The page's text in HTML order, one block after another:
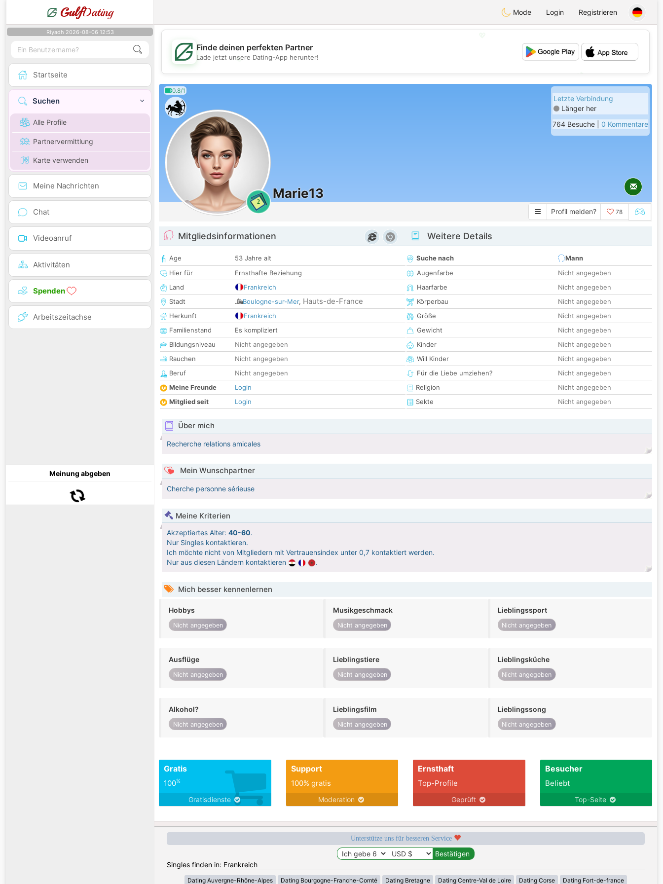
GulfDating Mode Login Registrieren
Riyadh 2026-08-06 12:53
Startseite
Suchen
Alle Profile
Partnervermittlung
Karte verwenden
Meine Nachrichten
Chat
Videoanruf
Aktivitäten
Spenden
Arbeitszeitachse
Meinung abgeben
💖
💕
Finde deinen perfekten Partner
Lade jetzt unsere Dating-App herunter!
0.8/1
2
Marie13
Letzte Verbindung
Länger her
764 Besuche | 0 Kommentare
Profil melden? 78
Mitgliedsinformationen
Age
53 Jahre alt
Hier für
Ernsthafte Beziehung
Land
Frankreich
Stadt
Boulogne-sur-Mer, Hauts-de-France
Herkunft
Frankreich
Familienstand
Es kompliziert
Bildungsniveau
Nicht angegeben
Rauchen
Nicht angegeben
Beruf
Nicht angegeben
Meine Freunde
Login
Mitglied seit
Login
Weitere Details
Suche nach
Mann
Augenfarbe
Nicht angegeben
Haarfarbe
Nicht angegeben
Körperbau
Nicht angegeben
Größe
Nicht angegeben
Gewicht
Nicht angegeben
Kinder
Nicht angegeben
Will Kinder
Nicht angegeben
Für die Liebe umziehen?
Nicht angegeben
Religion
Nicht angegeben
Sekte
Nicht angegeben
Über mich
Recherche relations amicales
Mein Wunschpartner
Cherche personne sérieuse
Meine Kriterien
Akzeptiertes Alter: 40-60.
Nur Singles kontaktieren.
Ich möchte nicht von Mitgliedern mit Vertrauensindex unter 0,7 kontaktiert werden.
Nur aus diesen Ländern kontaktieren
.
Mich besser kennenlernen
Hobbys
Nicht angegeben
Musikgeschmack
Nicht angegeben
Lieblingssport
Nicht angegeben
Ausflüge
Nicht angegeben
Lieblingstiere
Nicht angegeben
Lieblingsküche
Nicht angegeben
Alkohol?
Nicht angegeben
Lieblingsfilm
Nicht angegeben
Lieblingssong
Nicht angegeben
Gratis
100%
Gratisdienste
Support
100% gratis
Moderation
Ernsthaft
Top-Profile
Geprüft
Besucher
Beliebt
Top-Seite
Unterstütze uns für besseren Service
Singles finden in: Frankreich
Dating Auvergne-Rhône-Alpes Dating Bourgogne-Franche-Comté Dating Bretagne Dating Centre-Val de Loire Dating Corse Dating Fort-de-france